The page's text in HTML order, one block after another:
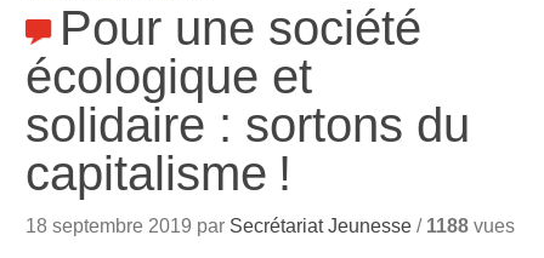
Pour une société
écologique et
solidaire : sortons du
capitalisme !
18 septembre 2019 par Secrétariat Jeunesse / 1188 vues